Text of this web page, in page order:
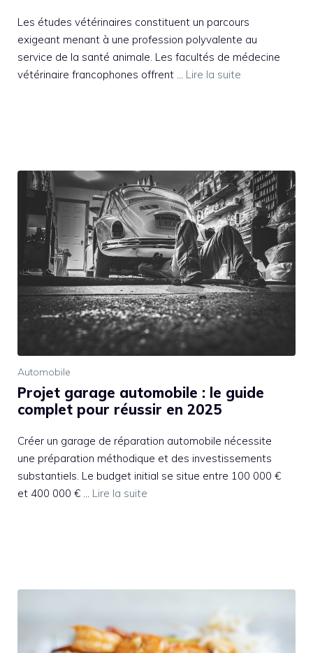
Les études vétérinaires constituent un parcours
exigeant menant à une profession polyvalente au
service de la santé animale. Les facultés de médecine
vétérinaire francophones offrent … Lire la suite
Automobile
Projet garage automobile : le guide
complet pour réussir en 2025
Créer un garage de réparation automobile nécessite
une préparation méthodique et des investissements
substantiels. Le budget initial se situe entre 100 000 €
et 400 000 € … Lire la suite